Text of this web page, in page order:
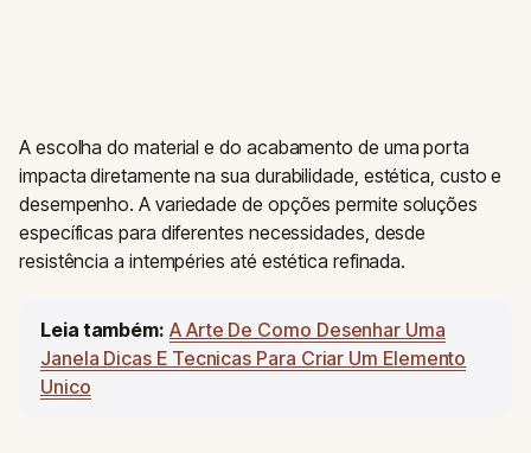
A escolha do material e do acabamento de uma porta
impacta diretamente na sua durabilidade, estética, custo e
desempenho. A variedade de opções permite soluções
específicas para diferentes necessidades, desde
resistência a intempéries até estética refinada.
Leia também: A Arte De Como Desenhar Uma
Janela Dicas E Tecnicas Para Criar Um Elemento
Unico